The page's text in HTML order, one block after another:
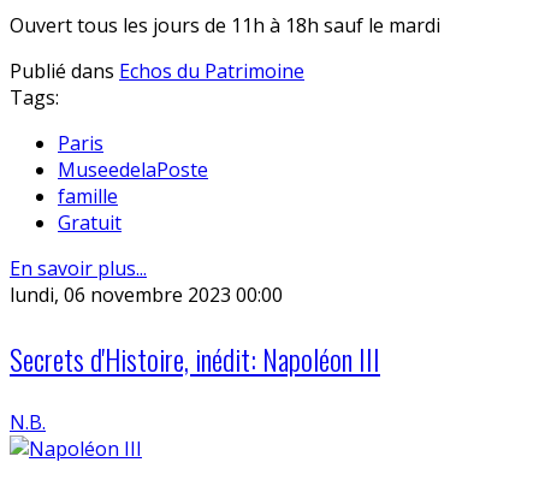
Ouvert tous les jours de 11h à 18h sauf le mardi
Publié dans Echos du Patrimoine
Tags:
Paris
MuseedelaPoste
famille
Gratuit
En savoir plus...
lundi, 06 novembre 2023 00:00
Secrets d'Histoire, inédit: Napoléon III
N.B.